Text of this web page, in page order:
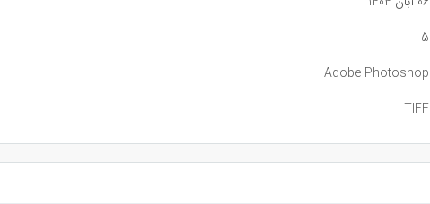
5
Adobe Photoshop
TIFF